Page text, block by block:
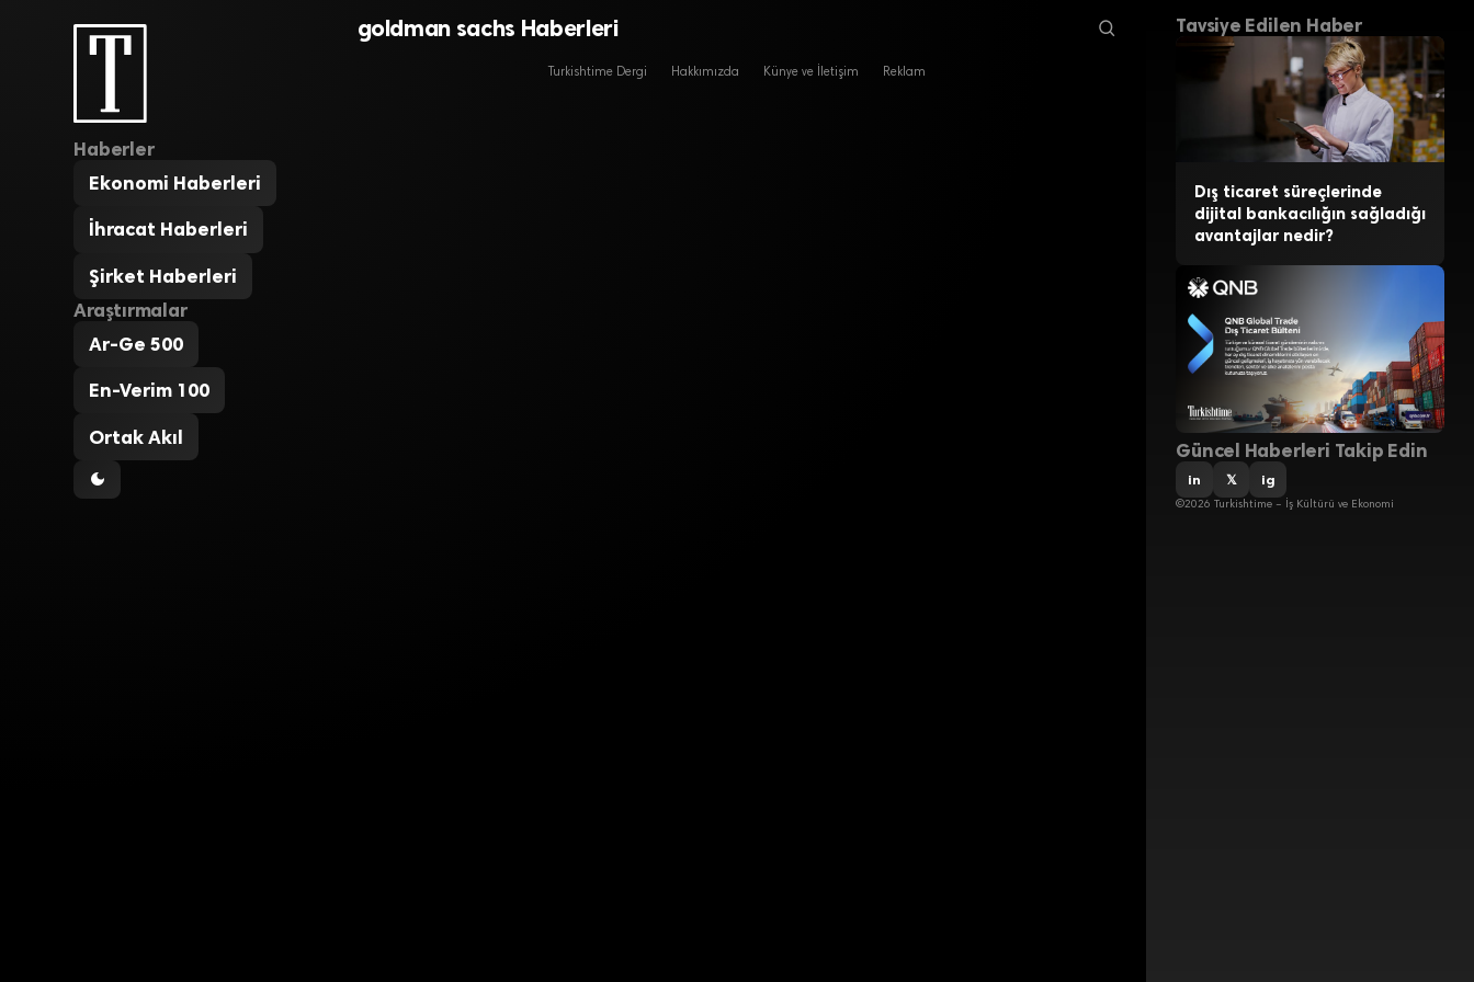
Haberler
Ekonomi Haberleri
İhracat Haberleri
Şirket Haberleri
Araştırmalar
Ar-Ge 500
En-Verim 100
Ortak Akıl
goldman sachs Haberleri
Turkishtime Dergi Hakkımızda Künye ve İletişim Reklam
Tavsiye Edilen Haber
Dış ticaret süreçlerinde
dijital bankacılığın sağladığı
avantajlar nedir?
Güncel Haberleri Takip Edin
in 𝕏 ig
©2026 Turkishtime – İş Kültürü ve Ekonomi